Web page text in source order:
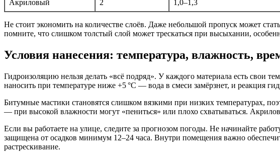
Акриловый 2 1,0–1,3
Не стоит экономить на количестве слоёв. Даже небольшой пропуск может
помните, что слишком толстый слой может трескаться при высыхании,
Условия нанесения: температура, влажность,
Гидроизоляцию нельзя делать «всё подряд». У каждого материала есть свои
наносить при температуре ниже +5 °C — вода в смеси замёрзнет, и реакция
Битумные мастики становятся слишком вязкими при низких температурах,
— при высокой влажности могут «пениться» или плохо схватываться.
Если вы работаете на улице, следите за прогнозом погоды. Не начинайте
защищена от осадков минимум 12–24 часа. Внутри помещения важно
растрескивание.